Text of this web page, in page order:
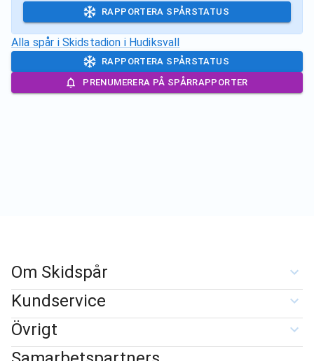
RAPPORTERA SPÅRSTATUS
Alla spår i Skidstadion i Hudiksvall
RAPPORTERA SPÅRSTATUS
PRENUMERERA PÅ SPÅRRAPPORTER
Om Skidspår
Kundservice
Övrigt